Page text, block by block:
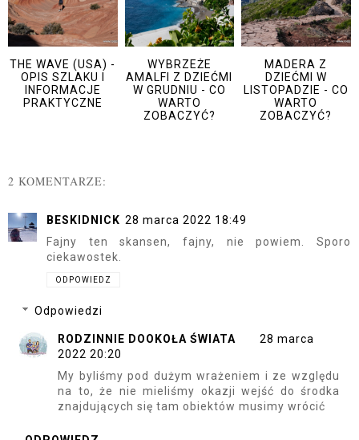
THE WAVE (USA) -
OPIS SZLAKU I
INFORMACJE
PRAKTYCZNE
WYBRZEŻE
AMALFI Z DZIEĆMI
W GRUDNIU - CO
WARTO
ZOBACZYĆ?
MADERA Z
DZIEĆMI W
LISTOPADZIE - CO
WARTO
ZOBACZYĆ?
2 KOMENTARZE:
BESKIDNICK 28 marca 2022 18:49
Fajny ten skansen, fajny, nie powiem. Sporo
ciekawostek.
ODPOWIEDZ
Odpowiedzi
RODZINNIE DOOKOŁA ŚWIATA
28 marca
2022 20:20
My byliśmy pod dużym wrażeniem i ze względu
na to, że nie mieliśmy okazji wejść do środka
znajdujących się tam obiektów musimy wrócić